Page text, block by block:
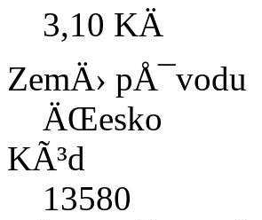
3,10 KÄ
ZemÄ› pÅ¯vodu
ÄŒesko
KÃ³d
13580